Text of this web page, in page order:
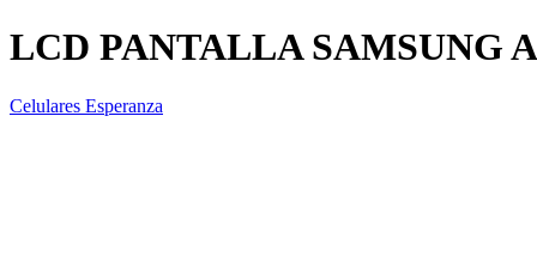
LCD PANTALLA SAMSUNG
Celulares Esperanza